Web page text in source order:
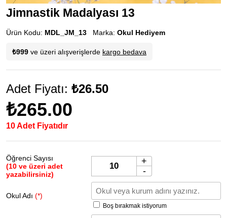
Jimnastik Madalyası 13
Ürün Kodu: MDL_JM_13 Marka: Okul Hediyem
₺999 ve üzeri alışverişlerde kargo bedava
Adet Fiyatı: ₺26.50
₺265.00
10 Adet Fiyatıdır
Öğrenci Sayısı
(10 ve üzeri adet
yazabilirsiniz)
+
-
Okul Adı (*)
Boş bırakmak istiyorum